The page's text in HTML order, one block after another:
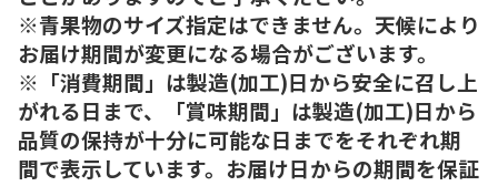
※青果物のサイズ指定はできません。天候により
お届け期間が変更になる場合がございます。
※「消費期間」は製造(加工)日から安全に召し上
がれる日まで、「賞味期間」は製造(加工)日から
品質の保持が十分に可能な日までをそれぞれ期
間で表示しています。お届け日からの期間を保証